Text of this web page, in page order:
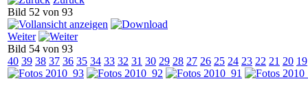
Bild 52 von 93
Weiter
Bild 54 von 93
40 39 38 37 36 35 34 33 32 31 30 29 28 27 26 25 24 23 22 21 20 19